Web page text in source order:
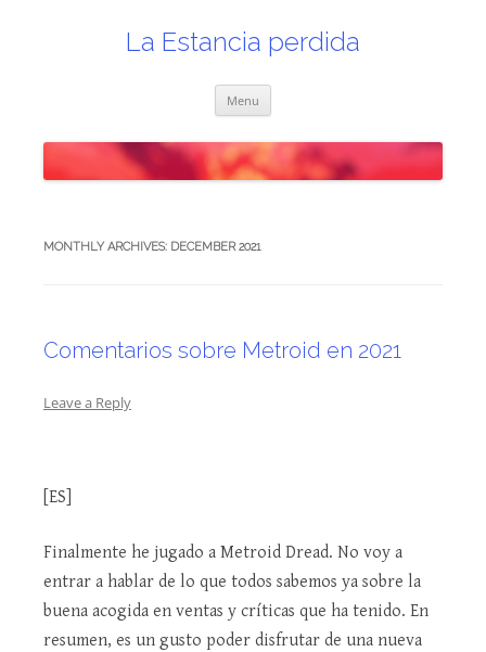
La Estancia perdida
Menu
MONTHLY ARCHIVES: DECEMBER 2021
Comentarios sobre Metroid en 2021
Leave a Reply
[ES]
Finalmente he jugado a Metroid Dread. No voy a
entrar a hablar de lo que todos sabemos ya sobre la
buena acogida en ventas y críticas que ha tenido. En
resumen, es un gusto poder disfrutar de una nueva